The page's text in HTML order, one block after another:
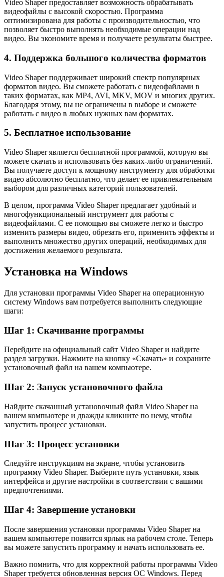
Video Shaper предоставляет возможность обрабатывать
видеофайлы с высокой скоростью. Программа
оптимизирована для работы с производительностью, что
позволяет быстро выполнять необходимые операции над
видео. Вы экономите время и получаете результаты быстрее.
4. Поддержка большого количества форматов
Video Shaper поддерживает широкий спектр популярных
форматов видео. Вы сможете работать с видеофайлами в
таких форматах, как MP4, AVI, MKV, MOV и многих других.
Благодаря этому, вы не ограничены в выборе и сможете
работать с видео в любых нужных вам форматах.
5. Бесплатное использование
Video Shaper является бесплатной программой, которую вы
можете скачать и использовать без каких-либо ограничений.
Вы получаете доступ к мощному инструменту для обработки
видео абсолютно бесплатно, что делает ее привлекательным
выбором для различных категорий пользователей.
В целом, программа Video Shaper предлагает удобный и
многофункциональный инструмент для работы с
видеофайлами. С ее помощью вы сможете легко и быстро
изменить размеры видео, обрезать его, применить эффекты и
выполнить множество других операций, необходимых для
достижения желаемого результата.
Установка на Windows
Для установки программы Video Shaper на операционную
систему Windows вам потребуется выполнить следующие
шаги:
Шаг 1: Скачивание программы
Перейдите на официальный сайт Video Shaper и найдите
раздел загрузки. Нажмите на кнопку «Скачать» и сохраните
установочный файл на вашем компьютере.
Шаг 2: Запуск установочного файла
Найдите скачанный установочный файл Video Shaper на
вашем компьютере и дважды кликните по нему, чтобы
запустить процесс установки.
Шаг 3: Процесс установки
Следуйте инструкциям на экране, чтобы установить
программу Video Shaper. Выберите путь установки, язык
интерфейса и другие настройки в соответствии с вашими
предпочтениями.
Шаг 4: Завершение установки
После завершения установки программы Video Shaper на
вашем компьютере появится ярлык на рабочем столе. Теперь
вы можете запустить программу и начать использовать ее.
Важно помнить, что для корректной работы программы Video
Shaper требуется обновленная версия ОС Windows. Перед